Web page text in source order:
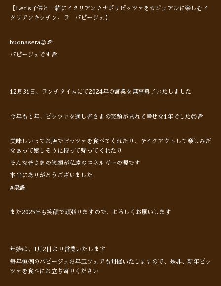
【Let's子供と一緒にイタリアン♪ナポリピッツァをカジュアルに楽しむイ
タリアンキッチン。ラ パピージェ】
buonasera😊🍕
パピージェです🍕
12月31日、ランチタイムにて2024年の営業を無事終了いたしました
今年も１年、ピッツァを通し皆さまの笑顔が見れて幸せな1年でした😊🍕
美味しいってお店でピッツァを食べてくれたり、テイクアウトして楽しみだ
なぁって嬉しそうに持って帰ってくれたり
そんな皆さまの笑顔が私達のエネルギーの源です
本当にありがとうございました
#感謝
また2025年も笑顔で頑張りますので、よろしくお願いします
年始は、1月2日より営業いたします
毎年恒例のパピージェお年玉フェアも開催いたしますので、是非、新年ピッ
ツァを食べにお立ち寄りください